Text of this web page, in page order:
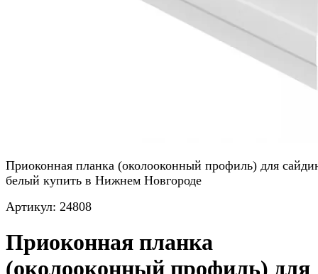
Приоконная планка (околооконный профиль) для
белый купить в Нижнем Новгороде
Артикул: 24808
Приоконная планка
(околооконный профиль) для